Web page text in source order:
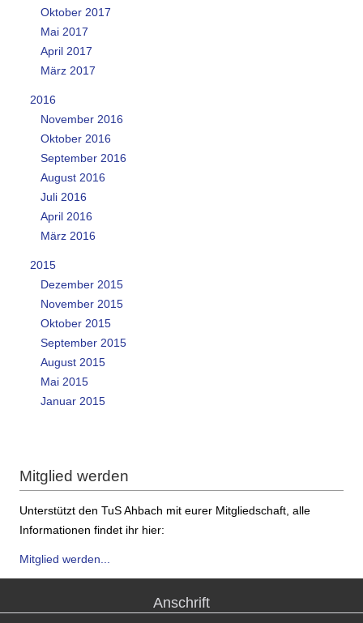
Oktober 2017
Mai 2017
April 2017
März 2017
2016
November 2016
Oktober 2016
September 2016
August 2016
Juli 2016
April 2016
März 2016
2015
Dezember 2015
November 2015
Oktober 2015
September 2015
August 2015
Mai 2015
Januar 2015
Mitglied werden
Unterstützt den TuS Ahbach mit eurer Mitgliedschaft, alle
Informationen findet ihr hier:
Mitglied werden...
Anschrift